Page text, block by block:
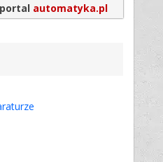
automatyka.pl